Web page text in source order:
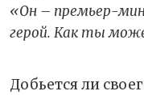
«Он – премьер-
герой. Как ты
Добьется ли